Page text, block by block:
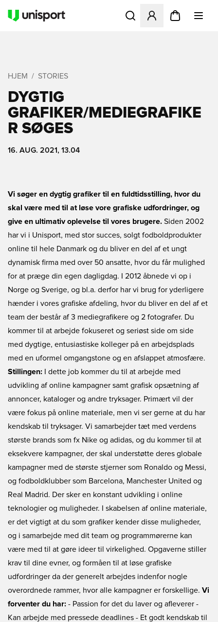
Åbner en Modal til at
HJEM STORIES
DYGTIG
GRAFIKER/MEDIEGRAFIKE
R SØGES
16. AUG. 2021, 13.04
Vi søger en dygtig grafiker til en fuldtidsstilling, hvor du
skal være med til at løse vore grafiske udfordringer, og
give en ultimativ oplevelse til vores brugere. Siden 2002
har vi i Unisport, med stor succes, solgt fodboldprodukter
online til hele Danmark og du bliver en del af et ungt
dynamisk firma med over 50 ansatte, hvor du får mulighed
for at præge din egen dagligdag. I 2012 åbnede vi op i
Norge og Sverige, og bl.a. derfor har vi brug for yderligere
hænder i vores grafiske afdeling, hvor du bliver en del af et
team der består af 3 mediegrafikere og 2 fotografer. Du
kommer til at arbejde fokuseret og seriøst side om side
med dygtige, entusiastiske kolleger på en arbejdsplads
med en uformel omgangstone og en afslappet atmosfære.
Stillingen: I dette job kommer du til at arbejde med
udvikling af online kampagner samt grafisk opsætning af
annoncer, kataloger og andre tryksager. Primært vil der
være fokus på online materiale, men vi ser gerne at du har
kendskab til tryksager. Vi samarbejder tæt med verdens
største brands som fx Nike og adidas, og du kommer til at
eksekvere kampagner, der skal understøtte deres globale
kampagner med de største stjerner som Ronaldo og Messi,
og fodboldklubber som Barcelona, Manchester United og
Real Madrid. Der sker en konstant udvikling i online
teknologier og muligheder. I skabelsen af online materiale,
er det vigtigt at du som grafiker kender disse muligheder,
og i samarbejde med dit team og programmørerne kan
være med til at gøre ideer til virkelighed. Opgaverne stiller
krav til dine evner, og formåen til at løse grafiske
udfordringer da der generelt arbejdes indenfor nogle
overordnede rammer, hvor alle kampagner er forskellige. Vi
forventer du har: - Passion for det du laver og afleverer -
Kan arbejde med pressede deadlines - Et godt kendskab til